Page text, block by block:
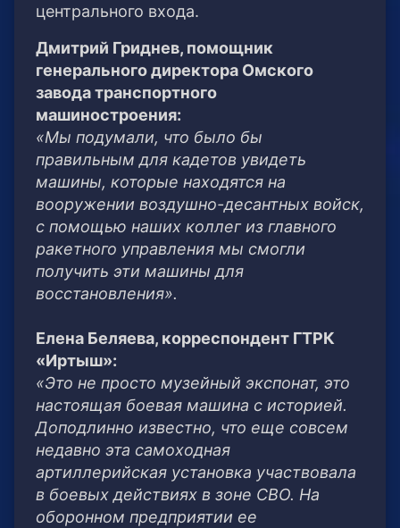
центрального входа.
Дмитрий Гриднев, помощник
генерального директора Омского
завода транспортного
машиностроения:
«Мы подумали, что было бы
правильным для кадетов увидеть
машины, которые находятся на
вооружении воздушно-десантных войск,
с помощью наших коллег из главного
ракетного управления мы смогли
получить эти машины для
восстановления».
Елена Беляева, корреспондент ГТРК
«Иртыш»:
«Это не просто музейный экспонат, это
настоящая боевая машина с историей.
Доподлинно известно, что еще совсем
недавно эта самоходная
артиллерийская установка участвовала
в боевых действиях в зоне СВО. На
оборонном предприятии ее